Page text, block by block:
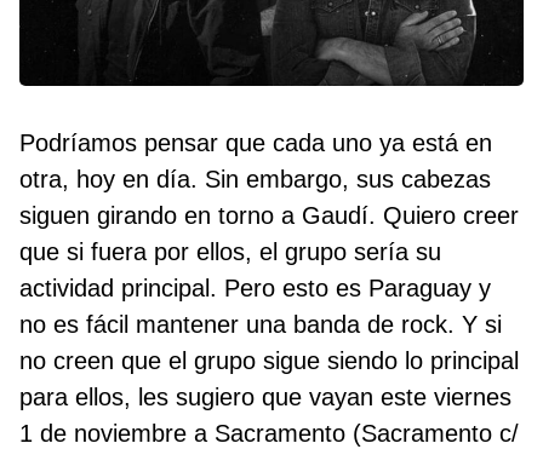
Podríamos pensar que cada uno ya está en
otra, hoy en día. Sin embargo, sus cabezas
siguen girando en torno a Gaudí. Quiero creer
que si fuera por ellos, el grupo sería su
actividad principal. Pero esto es Paraguay y
no es fácil mantener una banda de rock. Y si
no creen que el grupo sigue siendo lo principal
para ellos, les sugiero que vayan este viernes
1 de noviembre a Sacramento (Sacramento c/